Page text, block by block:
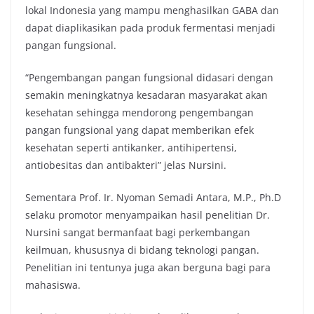
lokal Indonesia yang mampu menghasilkan GABA dan
dapat diaplikasikan pada produk fermentasi menjadi
pangan fungsional.
“Pengembangan pangan fungsional didasari dengan
semakin meningkatnya kesadaran masyarakat akan
kesehatan sehingga mendorong pengembangan
pangan fungsional yang dapat memberikan efek
kesehatan seperti antikanker, antihipertensi,
antiobesitas dan antibakteri” jelas Nursini.
Sementara Prof. Ir. Nyoman Semadi Antara, M.P., Ph.D
selaku promotor menyampaikan hasil penelitian Dr.
Nursini sangat bermanfaat bagi perkembangan
keilmuan, khususnya di bidang teknologi pangan.
Penelitian ini tentunya juga akan berguna bagi para
mahasiswa.